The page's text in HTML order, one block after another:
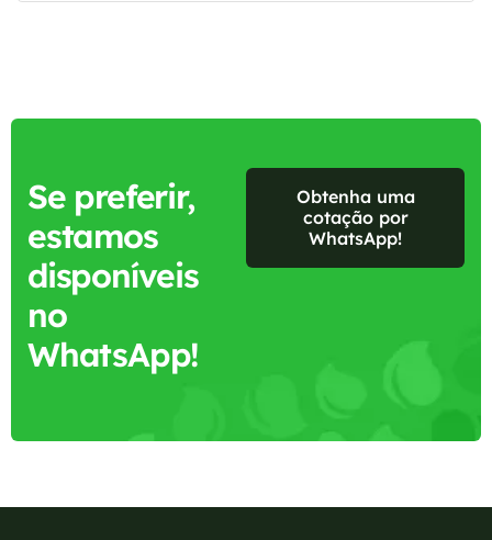
Se preferir,
estamos
disponíveis
no
WhatsApp!
Obtenha uma
cotação por
WhatsApp!